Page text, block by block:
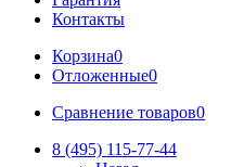
Контакты
Корзина0
Отложенные0
Сравнение товаров0
8 (495) 115-77-44